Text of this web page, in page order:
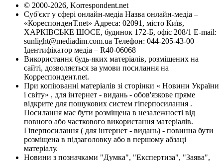
© 2000-2026, Korrespondent.net
Суб'єкт у сфері онлайн-медіа Назва онлайн-медіа –
«КореспонденТ.net» Адреса: 02091, місто Київ,
ХАРКІВСЬКЕ ШОСЕ, будинок 172-Б, офіс 208/1 E-mail:
sunlight@mediadim.com.ua Телефон: 044-205-43-00
Ідентифікатор медіа – R40-06068
Використання будь-яких матеріалів, розміщених на
сайті, дозволяється за умови посилання на
Корреспондент.net.
При копіюванні матеріалів зі сторінки « Новини України
і світу» , для інтернет - видань - обов'язкове пряме
відкрите для пошукових систем гіперпосилання .
Посилання має бути розміщена в незалежності від
повного або часткового використання матеріалів.
Гіперпосилання ( для інтернет - видань) - повинна бути
розміщена в підзаголовку або в першому абзаці
матеріалу.
Новини з позначками "Думка", "Експертиза", "Заява",